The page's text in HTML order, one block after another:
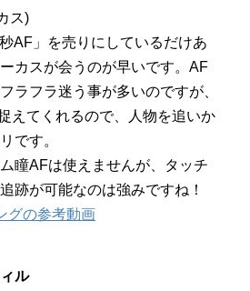
ス)
AF」を売りにしているだけあ
カスが会うのが早いです。AF
ラフラ迷う事が多いのですが、
えてくれるので、人物を追いか
です。
瞳AFは使えませんが、タッチ
跡が可能なのは強みですね！
グの参考動画
ル